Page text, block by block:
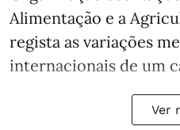
Alimentação e a
regista as variações
internacionais de um
Ver